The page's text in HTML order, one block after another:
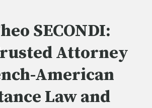
SECONDI:
Attorney
American
Law and